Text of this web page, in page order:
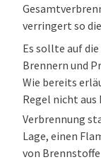
verringert so
Es sollte auf
Brennern und
Wie bereits
Regel nicht
Verbrennung
Lage, einen
von